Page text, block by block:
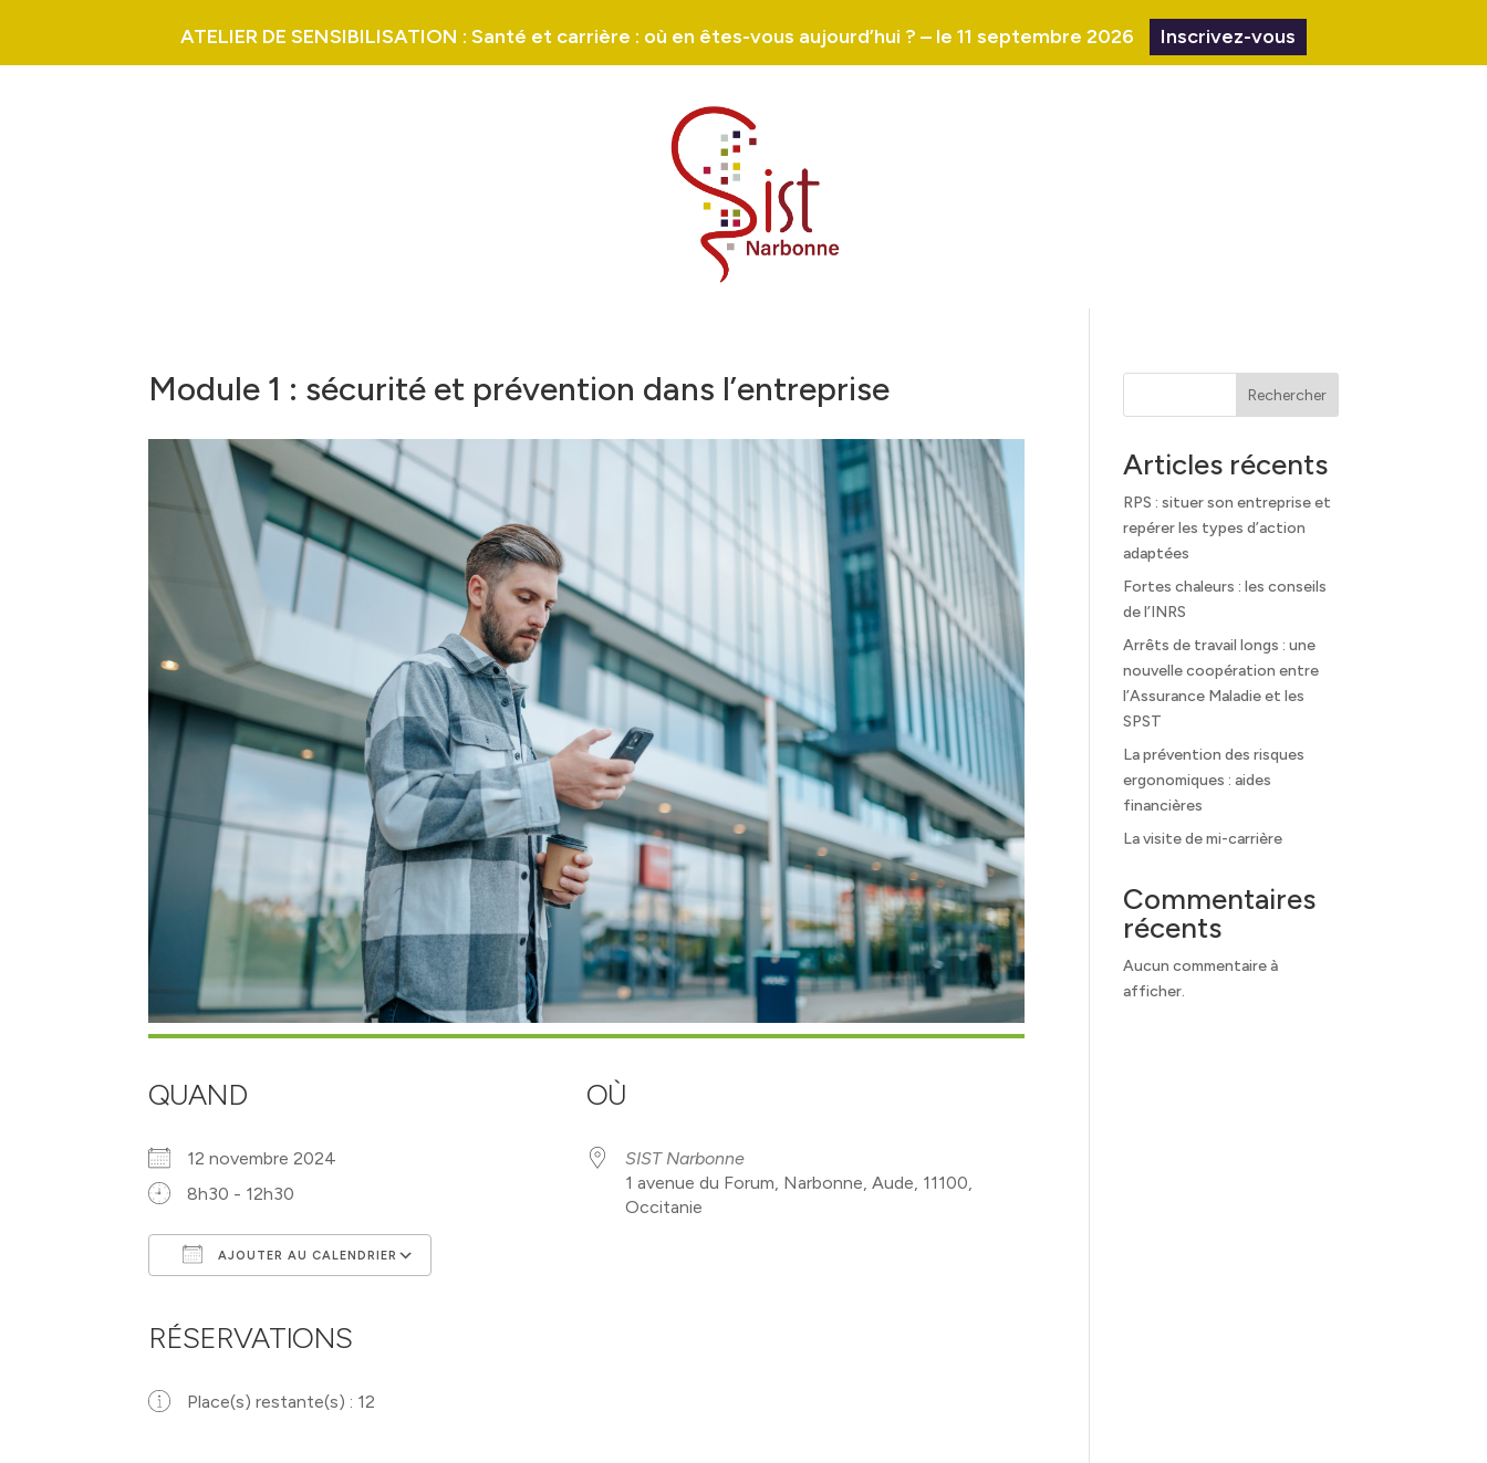
ATELIER DE SENSIBILISATION : Santé et carrière : où en êtes-vous aujourd’hui ? – le 11 septembre 2026 Inscrivez-vous
Module 1 : sécurité et prévention dans l’entreprise
QUAND
12 novembre 2024
8h30 - 12h30
AJOUTER AU CALENDRIER
RÉSERVATIONS
Place(s) restante(s) : 12
OÙ
SIST Narbonne
1 avenue du Forum, Narbonne, Aude, 11100,
Occitanie
Rechercher
Articles récents
RPS : situer son entreprise et
repérer les types d’action
adaptées
Fortes chaleurs : les conseils
de l’INRS
Arrêts de travail longs : une
nouvelle coopération entre
l’Assurance Maladie et les
SPST
La prévention des risques
ergonomiques : aides
financières
La visite de mi-carrière
Commentaires
récents
Aucun commentaire à
afficher.